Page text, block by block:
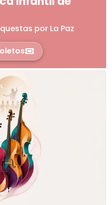
por La Paz